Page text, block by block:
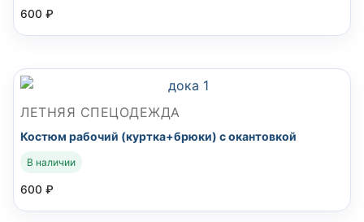
600 ₽
ЛЕТНЯЯ СПЕЦОДЕЖДА
Костюм рабочий (куртка+брюки) с окантовкой
В наличии
600 ₽